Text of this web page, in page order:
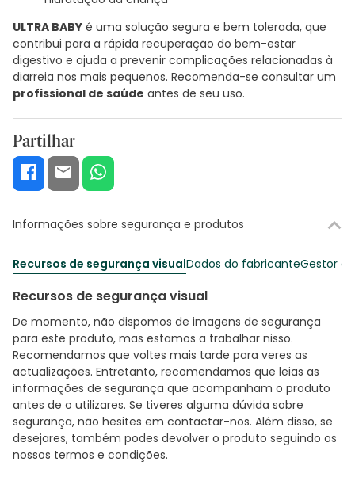
ULTRA BABY é uma solução segura e bem tolerada, que
contribui para a rápida recuperação do bem-estar
digestivo e ajuda a prevenir complicações relacionadas à
diarreia nos mais pequenos. Recomenda-se consultar um
profissional de saúde antes de seu uso.
Partilhar
Informações sobre segurança e produtos
Recursos de segurança visualDados do fabricanteGestor
Recursos de segurança visual
De momento, não dispomos de imagens de segurança
para este produto, mas estamos a trabalhar nisso.
Recomendamos que voltes mais tarde para veres as
actualizações. Entretanto, recomendamos que leias as
informações de segurança que acompanham o produto
antes de o utilizares. Se tiveres alguma dúvida sobre
segurança, não hesites em contactar-nos. Além disso, se
desejares, também podes devolver o produto seguindo os
nossos termos e condições.